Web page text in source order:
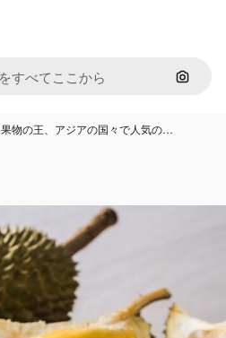
画像で
物の王、アジアの国々で人気の…